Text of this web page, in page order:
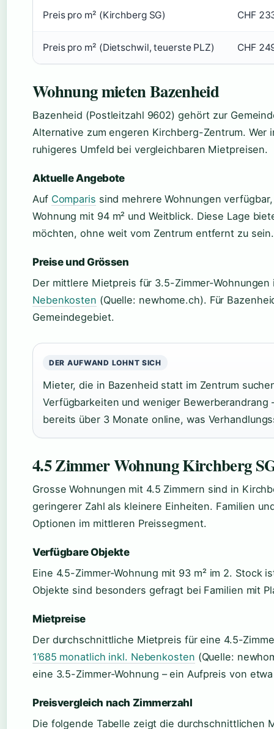
Preis pro m² (Kirchberg SG) CHF
Preis pro m² (Dietschwil, teuerste PLZ) CHF
Wohnung mieten Bazenheid
Bazenheid (Postleitzahl 9602) gehört zur
Alternative zum engeren Kirchberg-Zentrum.
ruhigeres Umfeld bei vergleichbaren Mietpreisen.
Aktuelle Angebote
Auf Comparis sind mehrere Wohnungen
Wohnung mit 94 m² und Weitblick. Diese Lage
möchten, ohne weit vom Zentrum entfernt zu sein.
Preise und Grössen
Der mittlere Mietpreis für 3.5-Zimmer-
Nebenkosten (Quelle: newhome.ch). Für
Gemeindegebiet.
DER AUFWAND LOHNT SICH
Mieter, die in Bazenheid statt im Zentrum
Verfügbarkeiten und weniger Bewerberandrang
bereits über 3 Monate online, was
4.5 Zimmer Wohnung Kirchberg
Grosse Wohnungen mit 4.5 Zimmern sind in
geringerer Zahl als kleinere Einheiten. Familien
Optionen im mittleren Preissegment.
Verfügbare Objekte
Eine 4.5-Zimmer-Wohnung mit 93 m² im 2. Stock
Objekte sind besonders gefragt bei Familien mit
Mietpreise
Der durchschnittliche Mietpreis für eine 4.5-
1’685 monatlich inkl. Nebenkosten (Quelle:
eine 3.5-Zimmer-Wohnung – ein Aufpreis von
Preisvergleich nach Zimmerzahl
Die folgende Tabelle zeigt die durchschnittlichen